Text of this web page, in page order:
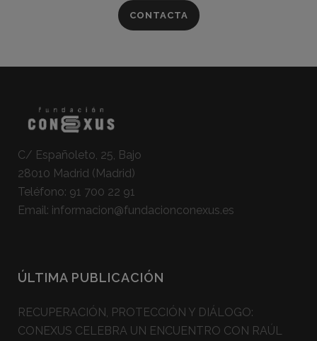
CONTACTA
C/ Españoleto, 25, Bajo
28010 Madrid (Madrid)
Teléfono: 91 700 22 91
Email: informacion@fundacionconexus.es
ÚLTIMA PUBLICACIÓN
RECUPERACIÓN, PROTECCIÓN Y DIÁLOGO:
CONEXUS CELEBRA UN ENCUENTRO CON RAÚL